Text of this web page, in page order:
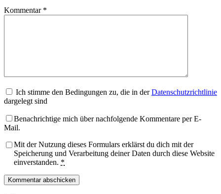
Kommentar *
Ich stimme den Bedingungen zu, die in derDatenschutzrichtlinie
dargelegt sind
Benachrichtige mich über nachfolgende Kommentare per E-
Mail.
Mit der Nutzung dieses Formulars erklärst du dich mit der
Speicherung und Verarbeitung deiner Daten durch diese Website
einverstanden. *